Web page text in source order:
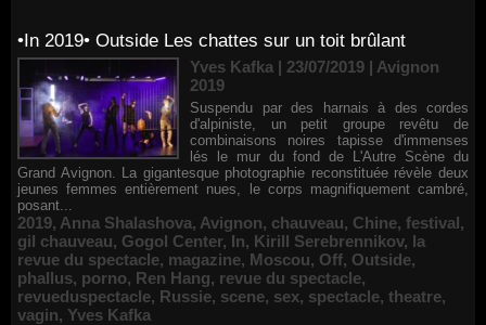
•In 2019• Outside Les chattes sur un toit brûlant
Yves Kafka | 23/07/2019 | Avignon
2019
Suspendu par des harnais à des cordes
d'alpiniste, un petit groupe revêtu de
combinaisons noires tapisse d'immenses
lés le mur du fond de L'Autre Scène du
Grand Avignon. La gigantesque photographie reconstituée révèle deux
jeunes femmes entièrement nues, le corps magnifiquement cambré,
posant...
2019, Anna Shalashova, Avignon, chauveau, Chine, festival,
gil chauveau, Gogol Center, In, Kirill Serebrennikov, la
revue du spectacle, magazine, Moscou, Off, Outside,
phallus, porno, Ren Hang, revue du spectacle,
revueduspectacle, Russie, scene, sex, spectacle, theatre,
vagin, Yves Kafka